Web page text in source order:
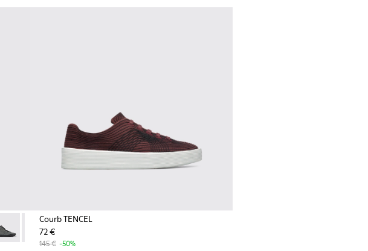
de tejido burdeos para mujer.
032
- K400374-028
Touring - K400374-027
Peu Touring - K400374-026
Peu Touring - K400374-024
Courb TENCEL
72 €
145 € -50%